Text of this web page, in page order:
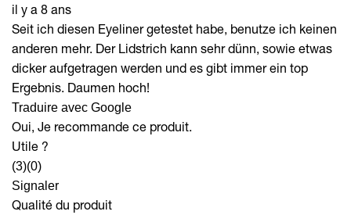
il y a 8 ans
Seit ich diesen Eyeliner getestet habe, benutze ich keinen
anderen mehr. Der Lidstrich kann sehr dünn, sowie etwas
dicker aufgetragen werden und es gibt immer ein top
Ergebnis. Daumen hoch!
Traduire avec Google
Oui, Je recommande ce produit.
Utile ?
(3)(0)
Signaler
Qualité du produit